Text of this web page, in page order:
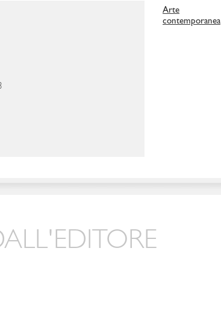
Arte
contemporanea